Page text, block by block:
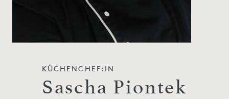
KÜCHENCHEF:IN
Sascha Piontek